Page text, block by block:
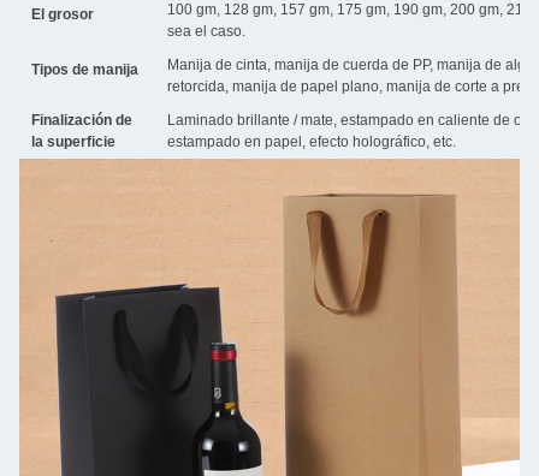
El grosor
100 gm, 128 gm, 157 gm, 175 gm, 190 gm, 200 gm,
sea el caso.
Tipos de manija
Manija de cinta, manija de cuerda de PP, manija de
retorcida, manija de papel plano, manija de corte a
Finalización de
la superficie
Laminado brillante / mate, estampado en caliente de
estampado en papel, efecto holográfico, etc.